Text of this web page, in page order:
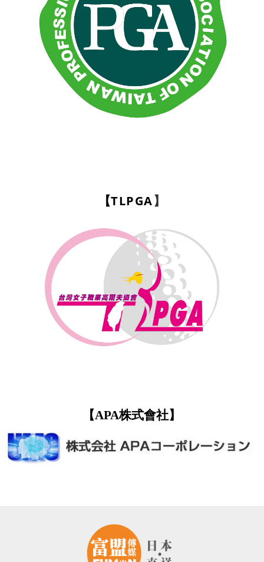
【TLPGA 】
【APA株式會社】